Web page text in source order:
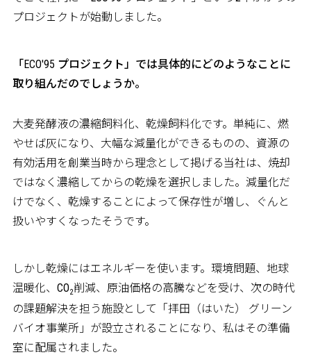
プロジェクトが始動しました。
――「ECO'95 プロジェクト」では具体的にどのようなことに
取り組んだのでしょうか。
大麦発酵液の濃縮飼料化、乾燥飼料化です。単純に、燃
やせば灰になり、大幅な減量化ができるものの、資源の
有効活用を創業当時から理念として掲げる当社は、焼却
ではなく濃縮してからの乾燥を選択しました。減量化だ
けでなく、乾燥することによって保存性が増し、ぐんと
扱いやすくなったそうです。
しかし乾燥にはエネルギーを使います。環境問題、地球
温暖化、CO2削減、原油価格の高騰などを受け、次の時代
の課題解決を担う施設として「拝田（はいた） グリーン
バイオ事業所」が設立されることになり、私はその準備
室に配属されました。